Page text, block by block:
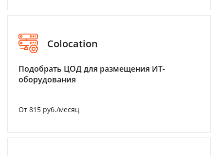
Colocation
Подобрать ЦОД для размещения ИТ-
оборудования
От 815 руб./месяц